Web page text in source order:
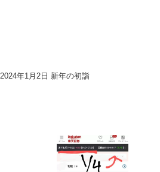
2024年1月2日 新年の初詣